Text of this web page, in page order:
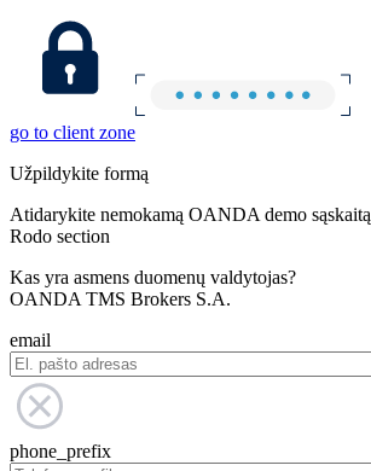
go to client zone
Užpildykite formą
Atidarykite nemokamą OANDA demo sąskaitą
Rodo section
Kas yra asmens duomenų valdytojas?
OANDA TMS Brokers S.A.
email
phone_prefix